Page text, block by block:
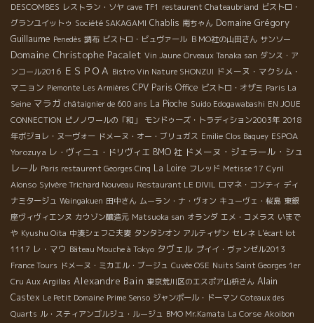
DESCOMBES レストラン・ソヤ cave TF1 restaurent Chateaubriand ビストロ・
グランユイットゥ Société SAKAGAMI Chablis 南ちゃん Domaine Grégory
Guillaume Penedès 調布 ビストロ・ビュヴァール ＢＭО社の山田さん サンソー
Domaine Christophe Pacalet Vin Jaune Orveaux Tanaka san ダンス・ア
ンコール2016 ＥＳＰＯＡ Bistro Vin Nature SHONZUI ドメーヌ・マクシム・
マニョン Piemonte Les Armières CPV Paris Office ビストロ・オザミ Paris La
Seine マラガ châtaignier de 600 ans La Pioche Suido Edogawabashi EN JOUE
CONNECTION ピノノワールの「和」 モンドゥーズ・トラディション2003年 2018
年ボジョレ・ヌーヴォー ドメーヌ・オー・ブリュガス Emilie Clos Baquey ESPOA
Yorozuya レ・ヴィニュ・ドリヴィエ BMO 社 ドメーヌ・ジェラール・シュ
レール Paris restaurent Georges Cinq La Loire フレッド Metisse 17 Cyril
Alonso Sylvère Trichard Nouveau Restaurant LE DIVIL ロマネ・コンティ ディ
ナミタージュ Waingakuen 田中さん ムーラン・ナ・ヴォン キューヴェ・桜島 東銀
座ヴィヴィエンヌ カウゾン醸造元 Matsuoka san オランダ エメ・コメラス いまで
や Kyushu Oita 中湊シェフご夫妻 タンタシオン アルティザン セレネ L'écart lot
1117 レ・マウ Bâteau Mouche à Tokyo タヴェル プイイ・ヴァンゼル2013
France Tours ドメーヌ・ミカエル・ブージュ Cuvée OSE Nuits Saint Georges 1er
Cru Aux Argillas Alexandre Bain 東京荒川区のエスポア山枡さん Alain
Castex Le Petit Domaine Prime Senso ジャンポール・ドーマン Coteaux des
Quarts ル・スティアンゴルジュ・ルージュ BMO Mr.Kamata La Corse Akoibon